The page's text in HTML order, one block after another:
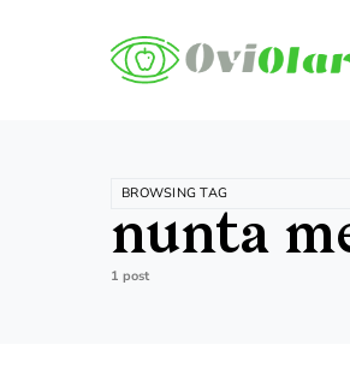
BROWSING TAG
nunta
1 post